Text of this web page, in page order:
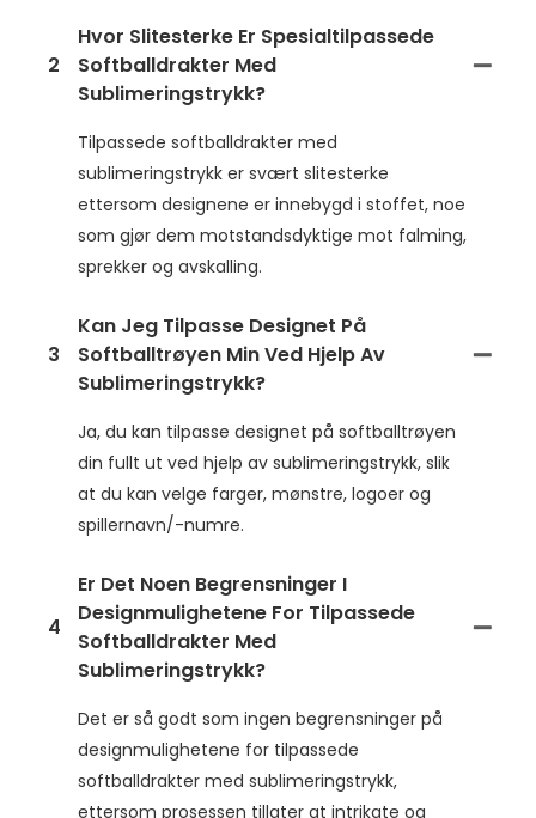
2
Hvor Slitesterke Er Spesialtilpassede
Softballdrakter Med
Sublimeringstrykk?
Tilpassede softballdrakter med
sublimeringstrykk er svært slitesterke
ettersom designene er innebygd i stoffet, noe
som gjør dem motstandsdyktige mot falming,
sprekker og avskalling.
3
Kan Jeg Tilpasse Designet På
Softballtrøyen Min Ved Hjelp Av
Sublimeringstrykk?
Ja, du kan tilpasse designet på softballtrøyen
din fullt ut ved hjelp av sublimeringstrykk, slik
at du kan velge farger, mønstre, logoer og
spillernavn/-numre.
4
Er Det Noen Begrensninger I
Designmulighetene For Tilpassede
Softballdrakter Med
Sublimeringstrykk?
Det er så godt som ingen begrensninger på
designmulighetene for tilpassede
softballdrakter med sublimeringstrykk,
ettersom prosessen tillater at intrikate og